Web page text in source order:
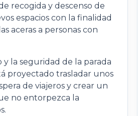
recogida y descenso de
espacios con la finalidad
aceras a personas con
la seguridad de la parada
proyectado trasladar unos
de viajeros y crear un
no entorpezca la